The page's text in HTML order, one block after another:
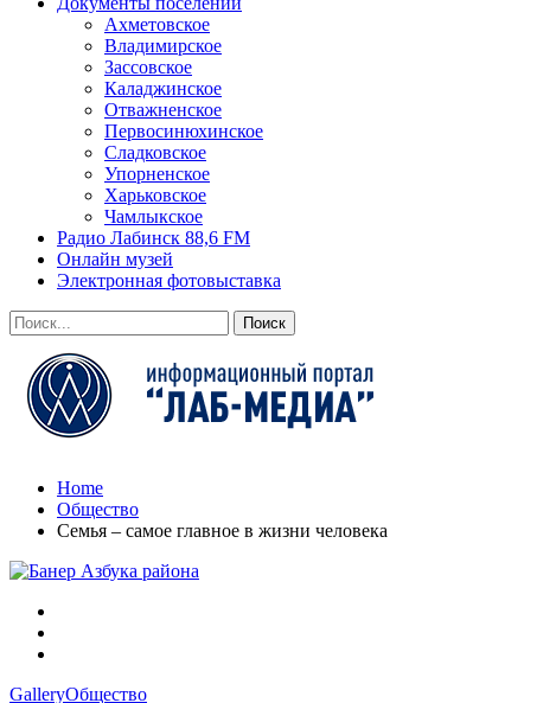
Ахметовское
Владимирское
Зассовское
Каладжинское
Отважненское
Первосинюхинское
Сладковское
Упорненское
Харьковское
Чамлыкское
Радио Лабинск 88,6 FM
Онлайн музей
Электронная фотовыставка
Home
Общество
Семья – самое главное в жизни человека
GalleryОбщество